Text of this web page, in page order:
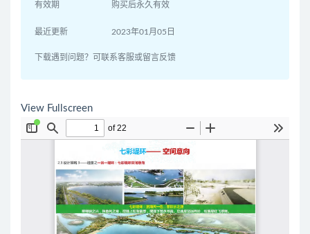
有效期 购买后永久有效
最近更新 2023年01月05日
下载遇到问题？可联系客服或留言反馈
View Fullscreen